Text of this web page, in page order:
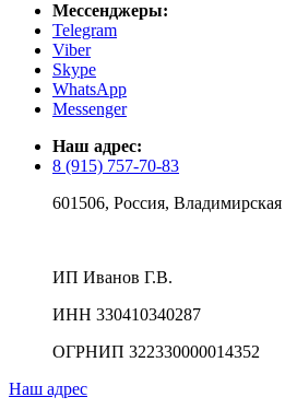
Мессенджеры:
Telegram
Viber
Skype
WhatsApp
Messenger
Наш адрес:
8 (915) 757-70-83
601506, Россия,
ИП Иванов Г.В.
ИНН 330410340287
ОГРНИП 322330000014352
Наш адрес